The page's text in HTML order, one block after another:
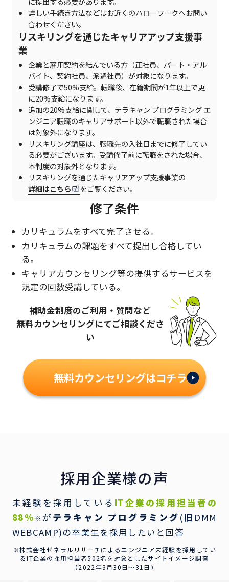
詳しい手続き方法などはお近くのハローワークへお問い
合わせください。
リスキリングを通じたキャリアアップ支援事
業
企業と雇用契約を結んでいる方（正社員、パート・アル
バイト、契約社員、派遣社員）が対象になります。
受講修了で50%支給。転職後、在籍期間が1年以上で更
に20%支給になります。
追加の20%支給に関して、テラキャン プログラミング エ
ンジニア転職のキャリアサポート以外で転職された場合
は対象外になります。
リスキリング講座は、転職先の入社日までに修了してい
る必要がございます。受講修了前に転職をされた場合、
本制度の対象外となります。
リスキリングを通じたキャリアアップ支援事業の
詳細はこちら
をご覧ください。
修了条件
カリキュラムをすべて完了させる。
カリキュラムの課題をすべて提出し合格してい
る。
キャリアカウンセリング等の提供するサービスを
規定の回数受講している。
補助金制度のご利用・質問など
無料カウンセリングにてご相談くださ
い
無料カウンセリングはコチラ
採用企業様の声
未経験を採用している IT企業の採用担当者の
88％ ※ が テラキャン プログラミング (旧DMM
WEBCAMP)の卒業生を採用したいと回答
※株式会社ゼネラルリサーチによるエンジニア未経験を採用してい
るIT企業の採用担当者502名を対象としたサイトイメージ調査
（2022年3月30日〜31日）